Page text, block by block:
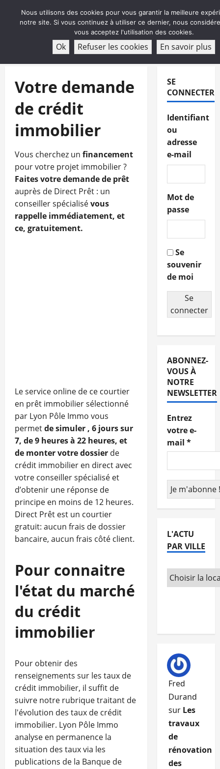
ABONNEMENT
Votre demande
de crédit
immobilier
Vous cherchez un financement
pour votre projet immobilier ?
Faites votre demande de prêt
auprès de Direct Prêt : un
conseiller spécialisévous
rappelle immédiatement, et
ce, gratuitement.
Le service online de ce courtier
en prêt immobilier sélectionné
par Lyon Pôle Immo vous
permetde simuler , 6 jours sur
7, de 9 heures à 22 heures, et
de monter votre dossier de
crédit immobilier en direct avec
votre conseiller spécialisé et
d’obtenir une réponse de
principe en moins de 12 heures.
Direct Prêt est un courtier
gratuit: aucun frais de dossier
bancaire, aucun frais côté client.
Pour connaitre
l'état du marché
du crédit
immobilier
Pour obtenir des
renseignements sur les taux de
crédit immobilier, il suffit de
suivre notre rubrique traitant de
l'évolution des taux de crédit
immobilier. Lyon Pôle Immo
analyse en permanence la
situation des taux via les
publications de la Banque de
SE
CONNECTER
Identifiant
ou
adresse
e-mail
Mot de
passe
Se
souvenir
de moi
Se
connecter
ABONNEZ-
VOUS À
NOTRE
NEWSLETTER
Entrez
votre e-
mail *
L'ACTU
PAR VILLE
Fred
Durand
sur Les
travaux
de
rénovation
des
Nous utilisons des cookies pour vous garantir la meilleure
notre site. Si vous continuez à utiliser ce dernier, nous
vous acceptez l'utilisation des cookies.
Ok Refuser les cookies En savoir plus